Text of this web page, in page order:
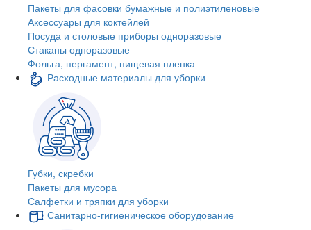
Пакеты для фасовки бумажные и полиэтиленовые
Аксессуары для коктейлей
Посуда и столовые приборы одноразовые
Стаканы одноразовые
Фольга, пергамент, пищевая пленка
Расходные материалы для уборки
Губки, скребки
Пакеты для мусора
Салфетки и тряпки для уборки
Санитарно-гигиеническое оборудование